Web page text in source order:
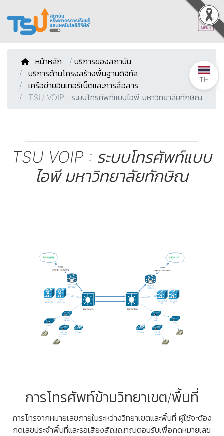
หน้าหลัก / บริการของสถาบัน
บริการด้านโครงสร้างพื้นฐานดิจิทัล
เครือข่ายอินเทอร์เน็ตและการสื่อสาร
TSU VOIP : ระบบโทรศัพท์แบบไอพี มหาวิทยาลัยทักษิณ
TSU VOIP : ระบบโทรศัพท์แบบ
ไอพี มหาวิทยาลัยทักษิณ
การโทรศัพท์ข้ามวิทยาเขต/พื้นที่
การโทรจากหมายเลขภายในระหว่างวิทยาเขตและพื้นที่ ผู้ใช้จะต้อง
กดเลขประจำพื้นที่และรอเสียงสัญญาณตอบรับเพื่อกดหมายเลข
TH